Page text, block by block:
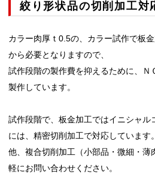
絞り形状品の切削加工対
カラー肉厚ｔ 0.5の、カラー試作で板
から必要となりますので、
試作段階の製作費を抑えるために、Ｎ
製作しています。
試作段階で、板金加工ではイニシャル
には、精密切削加工で対応しています。
他、複合切削加工（小部品・微細・薄
軽にお問い合わせください。